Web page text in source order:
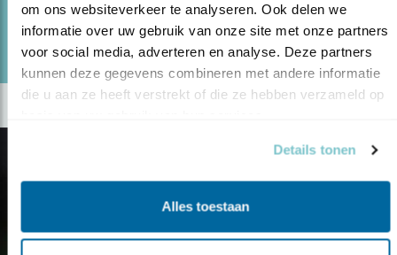
om ons websiteverkeer te analyseren. Ook delen we
informatie over uw gebruik van onze site met onze partners
voor social media, adverteren en analyse. Deze partners
kunnen deze gegevens combineren met andere informatie
die u aan ze heeft verstrekt of die ze hebben verzameld op
Details tonen
Alles toestaan
lees meer
Door Koen de Geus